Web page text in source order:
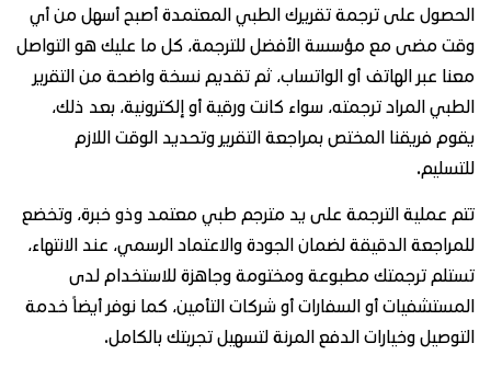
على ترجمة تقريرك الطبي المعتمدة أصبح أسهل من أي
مضى مع مؤسسة الأفضل للترجمة، كل ما عليك هو التواصل
عبر الهاتف أو الواتساب، ثم تقديم نسخة واضحة من التقرير
المراد ترجمته، سواء كانت ورقية أو إلكترونية، بعد ذلك،
فريقنا المختص بمراجعة التقرير وتحديد الوقت اللازم
عملية الترجمة على يد مترجم طبي معتمد وذو خبرة، وتخضع
الدقيقة لضمان الجودة والاعتماد الرسمي، عند الانتهاء،
ترجمتك مطبوعة ومختومة وجاهزة للاستخدام لدى
أو السفارات أو شركات التأمين، كما نوفر أيضاً خدمة
وخيارات الدفع المرنة لتسهيل تجربتك بالكامل.